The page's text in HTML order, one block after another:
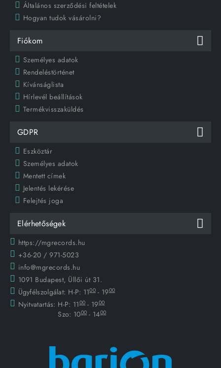
Általános szerződési feltételek
Hogyan tudok vásárolni?
Fiókom
Személyes adatok
Rendeléstörténet
Kívánságlista
Hírlevél beállítások
Termékvisszaküldés
GDPR
Eszköztár
Személyes adatok
Mentett címek
Jelentés lekérése
Felejtés joga
Elérhetőségek
https://mgrecords.hu
+36-20 / 971-5023
info@mgrecords.hu
1091 Budapest, Üllői út 31.
Ügyfélszolgálat: H-P: 1100 - 1900
Nyitvatartás: H-P: 1100 - 1900
Szo: 1000 - 1400